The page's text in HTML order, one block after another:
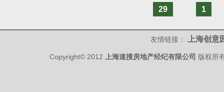
29 1
友情链接： 上海创
Copyright© 2012 上海速搜房地产经纪有限公司 版权所